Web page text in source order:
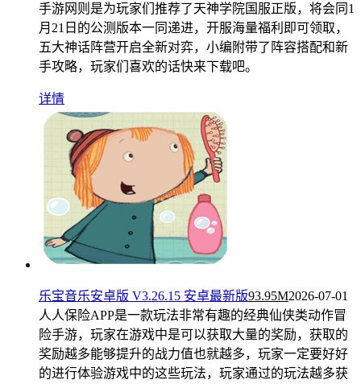
手游网则是为玩家们推荐了天神学院国服正版，将会同1
月21日的公测版本一同递进，开服海量福利即可领取，
五大神话阵营开启全新对弈，小编附带了阵容搭配和新
手攻略，玩家们喜欢的话快来下载吧。
详情
乐宝音乐安卓版 V3.26.15 安卓最新版93.95M2026-07-01
人人保险APP是一款玩法非常有趣的经典仙侠类动作冒
险手游，玩家在游戏中是可以获取大量的奖励，获取的
奖励越多能够提升的战力值也就越多，玩家一定要好好
的进行体验游戏中的这些玩法，玩家通过的玩法越多获